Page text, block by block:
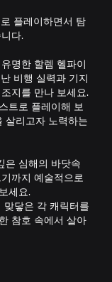
플레이하면서 탐
다.
명한 할렘 헬파이
비행 실력과 기지
지를 만나 보세요.
트로 플레이해 보
살리고자 노력하는
은 심해의 바닷속
까지 예술적으로
세요.
닿은 각 캐릭터를
참호 속에서 살아
퍼즐을 풀고, 적